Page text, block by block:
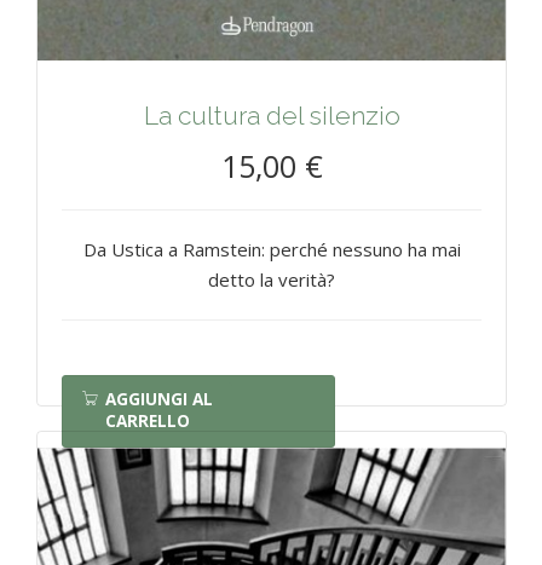
La cultura del silenzio
15,00 €
Da Ustica a Ramstein: perché nessuno ha mai
detto la verità?
AGGIUNGI AL
CARRELLO